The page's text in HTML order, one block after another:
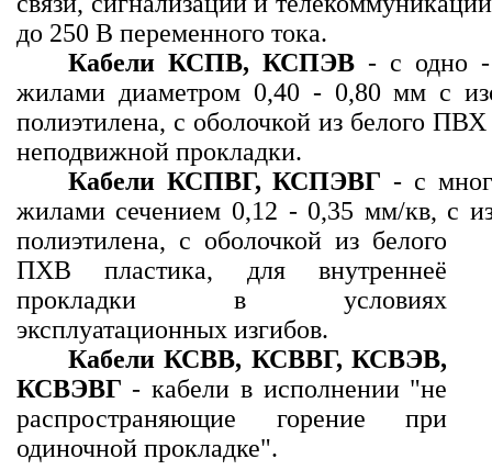
до 250 В переменного тока.
Кабели КСПВ, КСПЭВ - с одно
жилами диаметром 0,40 - 0,80 мм с
полиэтилена, с оболочкой из белого
неподвижной прокладки.
Кабели КСПВГ, КСПЭВГ - с
жилами сечением 0,12 - 0,35 мм/кв, с
полиэтилена, с оболочкой из белого
ПХВ пластика, для внутреннеё
прокладки в условиях
эксплуатационных изгибов.
Кабели КСВВ, КСВВГ, КСВЭВ,
КСВЭВГ - кабели в исполнении "не
распространяющие горение при
одиночной прокладке".